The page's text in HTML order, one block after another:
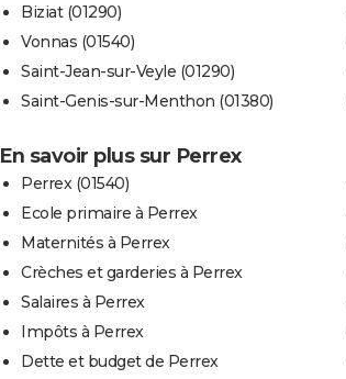
Biziat (01290)
Vonnas (01540)
Saint-Jean-sur-Veyle (01290)
Saint-Genis-sur-Menthon (01380)
En savoir plus sur Perrex
Perrex (01540)
Ecole primaire à Perrex
Maternités à Perrex
Crèches et garderies à Perrex
Salaires à Perrex
Impôts à Perrex
Dette et budget de Perrex